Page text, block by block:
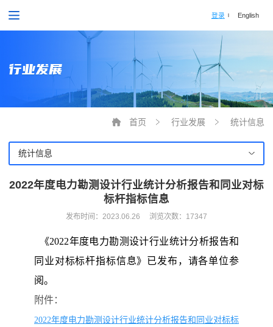
登录 English
行业发展
首页 行业发展 统计信息
统计信息
2022年度电力勘测设计行业统计分析报告和同业对标
标杆指标信息
发布时间： 2023.06.26 浏览次数：17347
《2022年度电力勘测设计行业统计分析报告和
同业对标标杆指标信息》已发布，请各单位参
阅。
附件：
2022年度电力勘测设计行业统计分析报告和同业对标标